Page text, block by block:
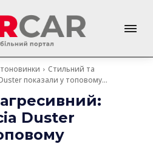
Стильний та
показали у топовому...
Duster